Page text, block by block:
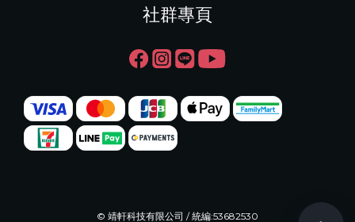
社群專頁
© 靖軒科技有限公司 / 統編:53682530